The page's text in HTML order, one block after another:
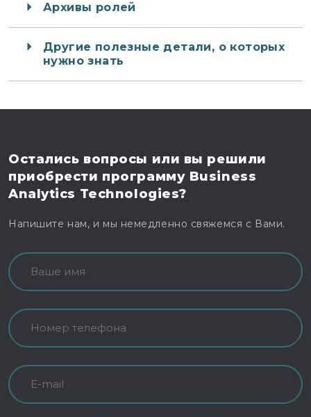
Архивы ролей
Другие полезные детали, о которых
нужно знать
Остались вопросы или вы решили
приобрести программу Business
Analytics Technologies?
Напишите нам, и мы немедленно свяжемся с Вами.